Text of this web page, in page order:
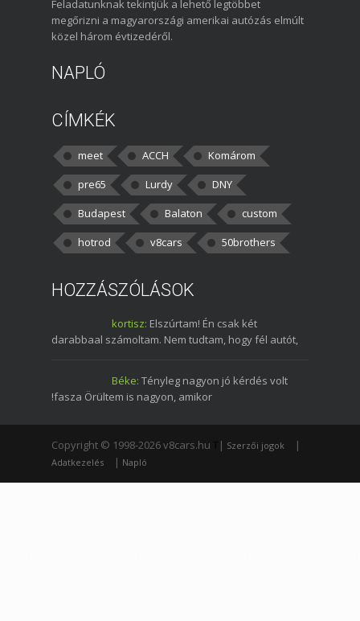
Feladatunknak tekintjük a lehető legtöbbet
megőrizni a magyarországi amerikai autózás elmúlt
közel három évtizedéről.
NAPLÓ
CÍMKÉK
meet ACCH
Komárom
pre65
Lurdy
DNY
Budapest
Balaton
custom
hotrod
v8cars 50brothers
HOZZÁSZÓLÁSOK
kortisz: Elszúrtam! Én csak két
darabbaal számoltam. Nem tudtam, hogy fél autót,
Béke: Tényleg nagyon jó kérdés volt
!fasza Örültem is nagyon, amikor
Copyright © 1998-2026 v8cars.hu | Szerzői jogok |
Adatkezelés | Napló